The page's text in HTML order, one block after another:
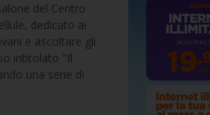
del Centro
dedicato ai
e ascoltare gli
intitolato "Il
una serie di